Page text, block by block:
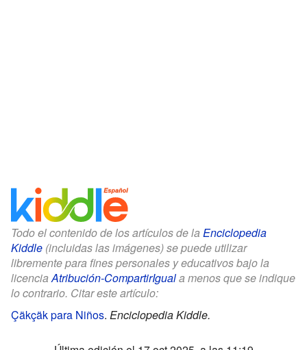
Todo el contenido de los artículos de la Enciclopedia
Kiddle (incluidas las imágenes) se puede utilizar
libremente para fines personales y educativos bajo la
licenciaAtribución-CompartirIguala menos que se indique
lo contrario. Citar este artículo:
Çäkçäk para Niños. Enciclopedia Kiddle.